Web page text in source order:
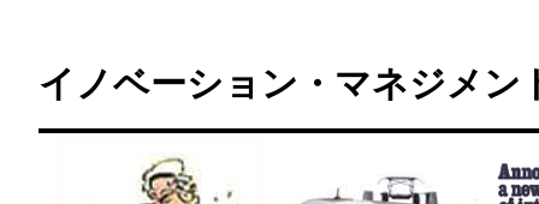
テ
イノベーション・マネジメン